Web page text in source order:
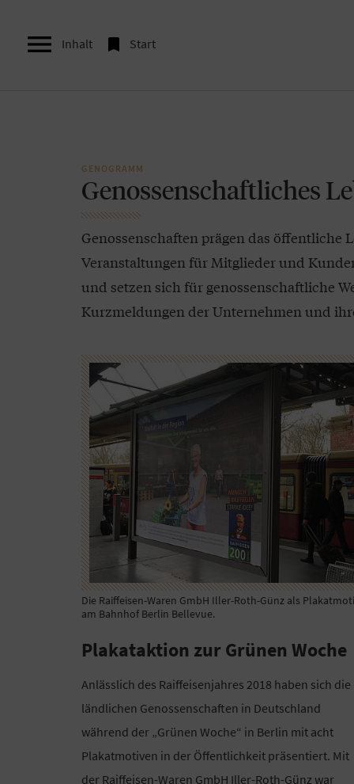
 Inhalt  Start
GENOGRAMM
Genossenschaftliches
Genossenschaften prägen das öffentliche
Veranstaltungen für Mitglieder und
und setzen sich für genossenschaftliche
Kurzmeldungen der Unternehmen und
Die Raiffeisen-Waren GmbH Iller-Roth-Günz als
am Bahnhof Berlin Bellevue.
Plakataktion zur Grünen Woche
Anlässlich des Raiffeisenjahres 2018 haben sich die
ländlichen Genossenschaften in Deutschland
während der „Grünen Woche“ in Berlin mit acht
Plakatmotiven in der Öffentlichkeit präsentiert. Mit
der Raiffeisen-Waren GmbH Iller-Roth-Günz war